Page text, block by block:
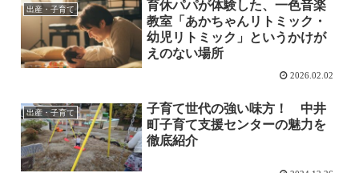
出産・子育て
育休パパが体験した、一色音楽
教室「あかちゃんリトミック・
幼児リトミック」というかけが
えのない場所
2026.02.02
出産・子育て
子育て世代の強い味方！ 中井
町子育て支援センターの魅力を
徹底紹介